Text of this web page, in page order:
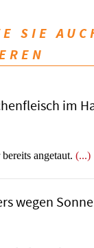
SIE
im
angetaut. (...)
wegen